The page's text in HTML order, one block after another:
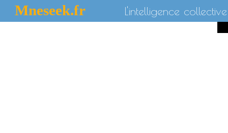
Mneseek.fr L'intelligence collective